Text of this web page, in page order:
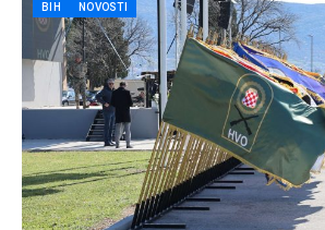
BIH NOVOSTI